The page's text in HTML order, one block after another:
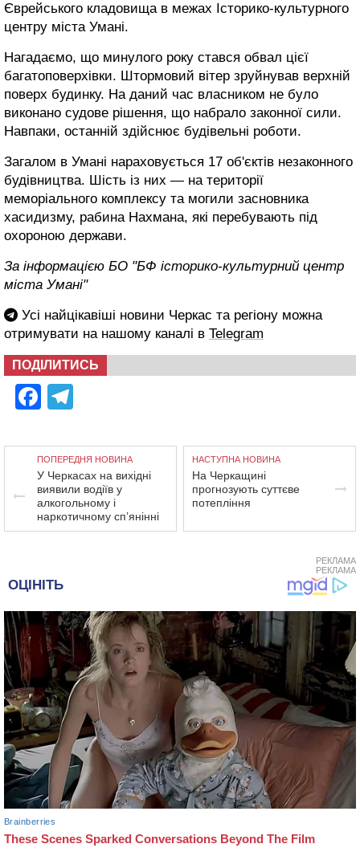
Єврейського кладовища в межах Історико-культурного
центру міста Умані.
Нагадаємо, що минулого року стався обвал цієї
багатоповерхівки. Штормовий вітер зруйнував верхній
поверх будинку. На даний час власником не було
виконано судове рішення, що набрало законної сили.
Навпаки, останній здійснює будівельні роботи.
Загалом в Умані нараховується 17 об'єктів незаконного
будівництва. Шість із них — на території
меморіального комплексу та могили засновника
хасидизму, рабина Нахмана, які перебувають під
охороною держави.
За інформацією БО "БФ історико-культурний центр
міста Умані"
Усі найцікавіші новини Черкас та регіону можна
отримувати на нашому каналі в Telegram
ПОДІЛИТИСЬ
Facebook
ПОПЕРЕДНЯ НОВИНА
У Черкасах на вихідні
виявили водіїв у
алкогольному і
наркотичному сп’янінні
НАСТУПНА НОВИНА
На Черкащині
прогнозують суттєве
потепління
РЕКЛАМА
РЕКЛАМА